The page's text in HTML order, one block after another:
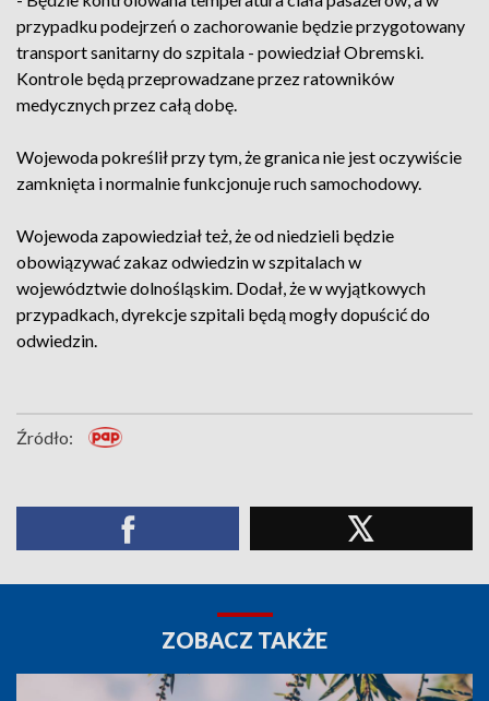
przypadku podejrzeń o zachorowanie będzie przygotowany
transport sanitarny do szpitala - powiedział Obremski.
Kontrole będą przeprowadzane przez ratowników
medycznych przez całą dobę.
Wojewoda pokreślił przy tym, że granica nie jest oczywiście
zamknięta i normalnie funkcjonuje ruch samochodowy.
Wojewoda zapowiedział też, że od niedzieli będzie
obowiązywać zakaz odwiedzin w szpitalach w
województwie dolnośląskim. Dodał, że w wyjątkowych
przypadkach, dyrekcje szpitali będą mogły dopuścić do
odwiedzin.
Źródło:
ZOBACZ TAKŻE